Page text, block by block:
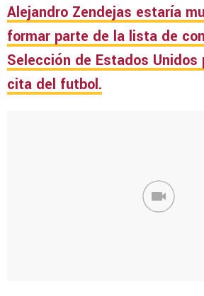
Alejandro Zendejas estaría
formar parte de la lista de
Selección de Estados Unidos
cita del futbol.